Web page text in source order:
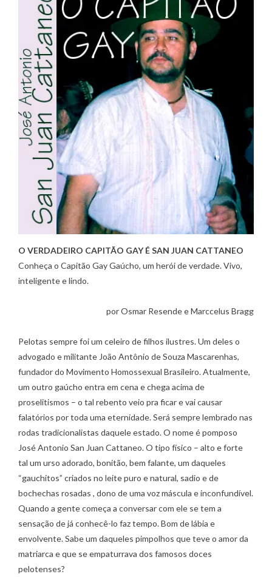
O VERDADEIRO CAPITÃO GAY É SAN JUAN CATTANEO
Conheça o Capitão Gay Gaúcho, um herói de verdade. Vivo,
inteligente e lindo.
por Osmar Resende e Marccelus Bragg
Pelotas sempre foi um celeiro de filhos ilustres. Um deles o
advogado e militante João Antônio de Souza Mascarenhas,
fundador do Movimento Homossexual Brasileiro. Atualmente,
um outro gaúcho entra em cena e chega acima de
proselitismos – o tal rebento veio pra ficar e vai causar
falatórios por toda uma eternidade. Será sempre lembrado nas
rodas tradicionalistas daquele estado. O nome é pomposo
José Antonio San Juan Cattaneo. O tipo físico – alto e forte
tal um urso adorado, bonitão, bem falante, um daqueles
“gauchitos” criados no leite puro e natural, sadio e de
bochechas rosadas , dono de uma voz máscula e inconfundível.
Quando a gente começa a conversar com ele se tem a
sensação de já conhecê-lo faz tempo. Bom de lábia e
envolvente. Sabe um daqueles pimpolhos que teve o amor da
matriarca e que se empaturrava dos famosos doces
pelotenses?